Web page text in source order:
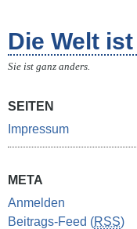
Die Welt
Sie ist ganz anders.
SEITEN
Impressum
META
Anmelden
Beitrags-Feed (RSS)